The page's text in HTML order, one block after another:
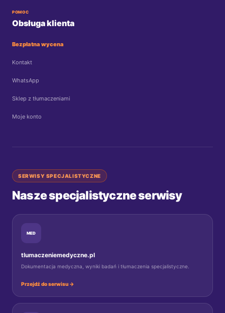
POMOC
Obsługa klienta
Bezpłatna wycena
Kontakt
WhatsApp
Sklep z tłumaczeniami
Moje konto
SERWISY SPECJALISTYCZNE
Nasze specjalistyczne serwisy
MED
tlumaczeniemedyczne.pl
Dokumentacja medyczna, wyniki badań i tłumaczenia specjalistyczne.
Przejdź do serwisu →